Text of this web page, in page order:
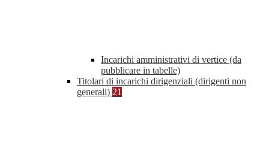
Incarichi amministrativi di vertice (da
pubblicare in tabelle)
Titolari di incarichi dirigenziali (dirigenti non
generali) 21